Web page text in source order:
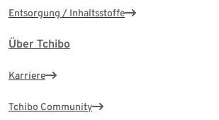
Entsorgung / Inhaltsstoffe
Über Tchibo
Karriere
Tchibo Community